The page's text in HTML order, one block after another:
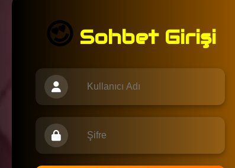
😍 Sohbet Girişi